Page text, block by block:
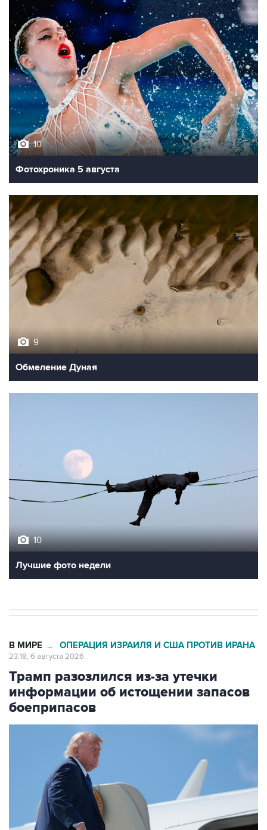
10
Фотохроника 5 августа
9
Обмеление Дуная
10
Лучшие фото недели
В МИРЕ → ОПЕРАЦИЯ ИЗРАИЛЯ И США ПРОТИВ ИРАНА
23:18, 6 августа 2026
Трамп разозлился из-за утечки
информации об истощении запасов
боеприпасов